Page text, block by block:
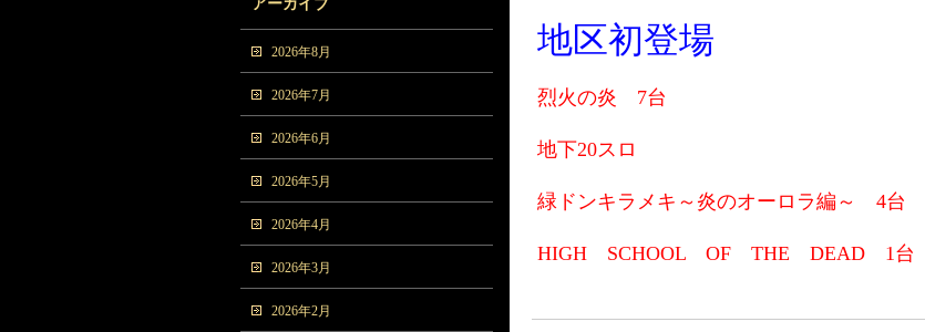
地区初登場
烈火の炎 7台
地下20スロ
緑ドンキラメキ～炎のオーロラ編～ 4台
HIGH SCHOOL OF THE DEAD 1台
アーカイブ
2026年8月
2026年7月
2026年6月
2026年5月
2026年4月
2026年3月
2026年2月